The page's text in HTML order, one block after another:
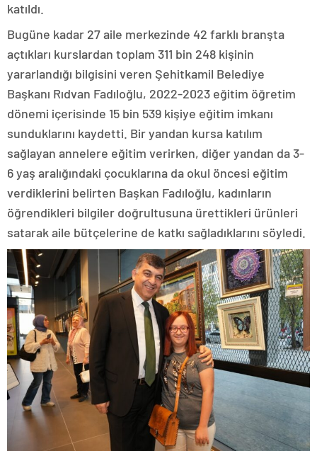
katıldı.
Bugüne kadar 27 aile merkezinde 42 farklı branşta
açtıkları kurslardan toplam 311 bin 248 kişinin
yararlandığı bilgisini veren Şehitkamil Belediye
Başkanı Rıdvan Fadıloğlu, 2022-2023 eğitim öğretim
dönemi içerisinde 15 bin 539 kişiye eğitim imkanı
sunduklarını kaydetti. Bir yandan kursa katılım
sağlayan annelere eğitim verirken, diğer yandan da 3-
6 yaş aralığındaki çocuklarına da okul öncesi eğitim
verdiklerini belirten Başkan Fadıloğlu, kadınların
öğrendikleri bilgiler doğrultusuna ürettikleri ürünleri
satarak aile bütçelerine de katkı sağladıklarını söyledi.